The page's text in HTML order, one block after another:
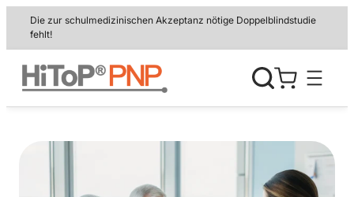
Zum
Inhalt
Die zur schulmedizinischen Akzeptanz nötige Doppelblindstudie
fehlt!